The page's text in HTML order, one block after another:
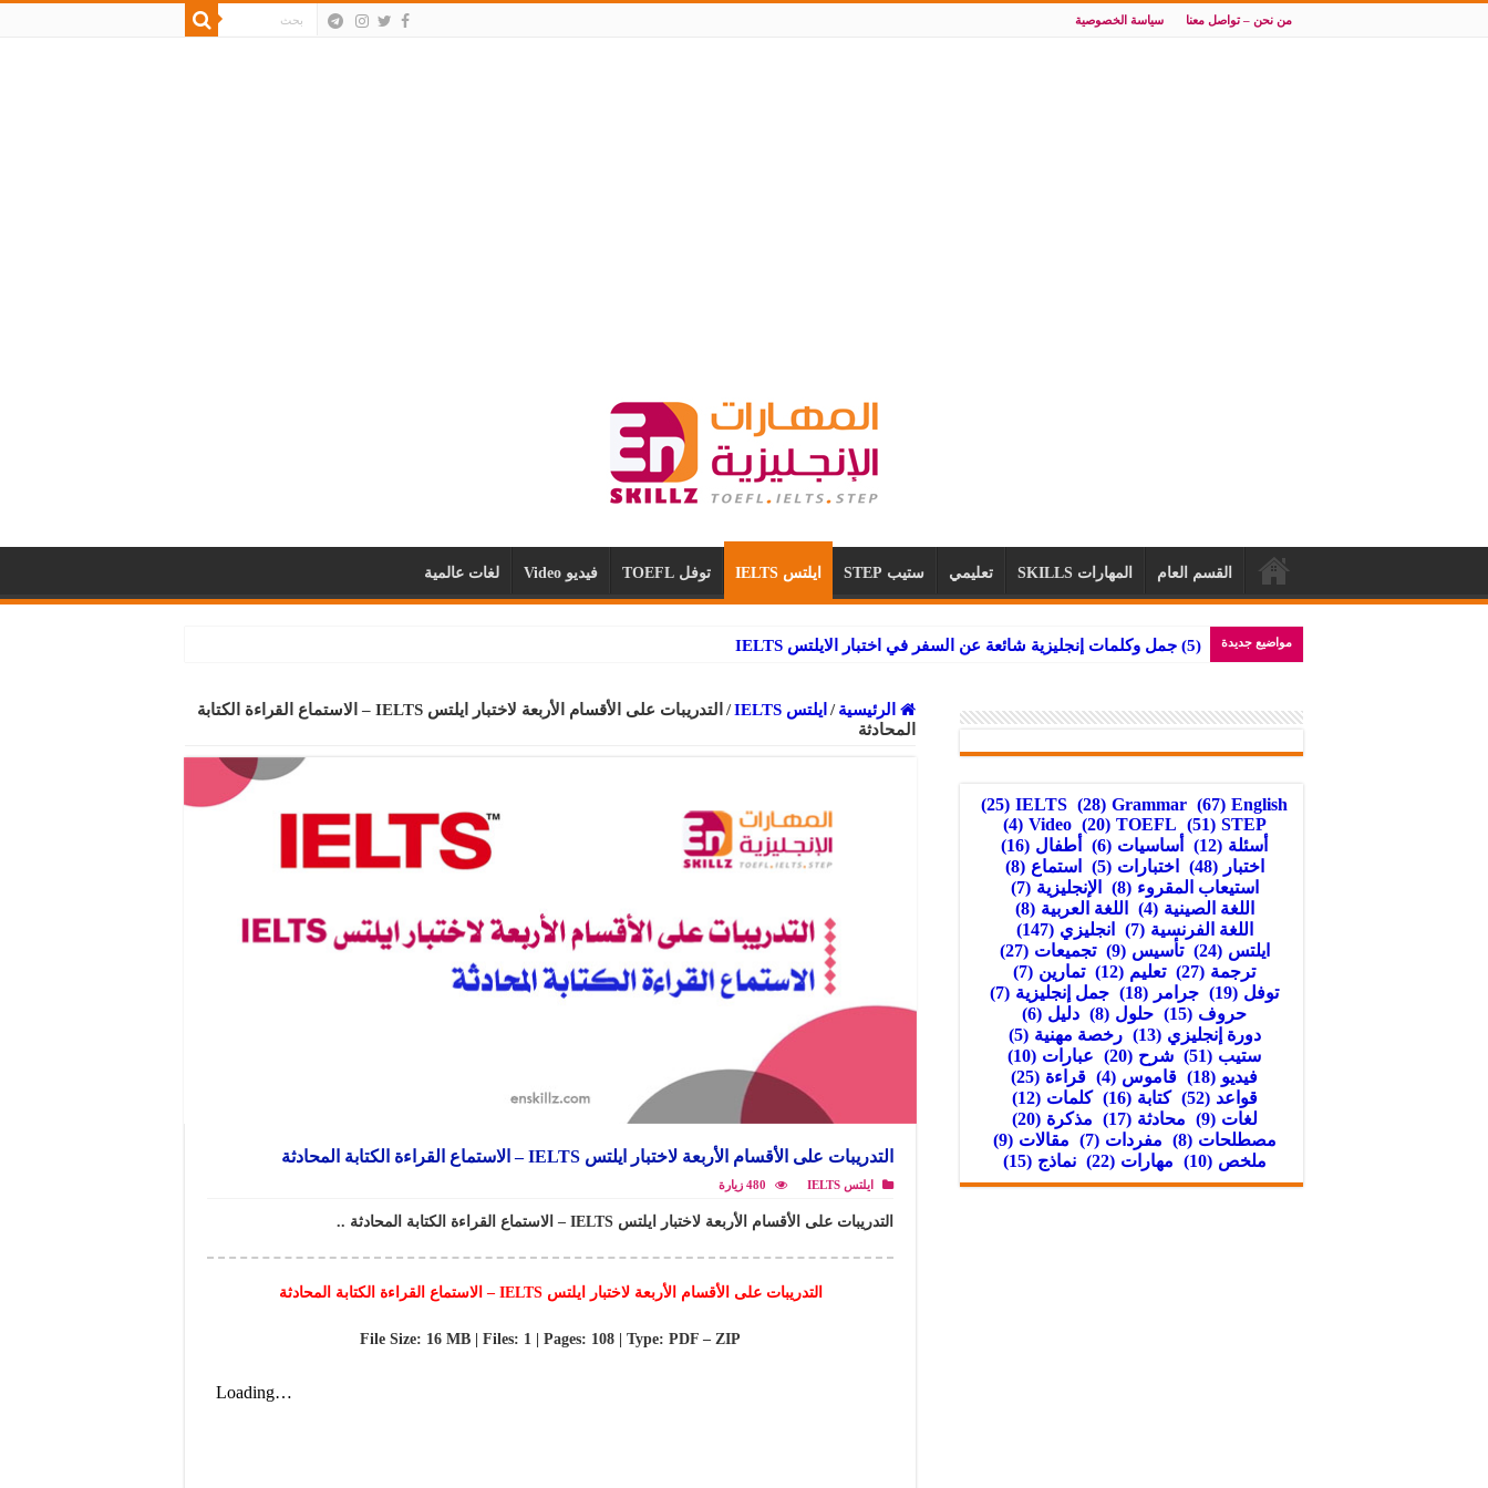
من نحن – تواصل معنا سياسة الخصوصية
القسم العام المهارات SKILLS تعليمي ستيب STEP ايلتس IELTS توفل TOEFL فيديو Video لغات عالمية
مواضيع جديدة تجميعات
الرئيسية / ايلتس IELTS /
التدريبات على الأقسام الأربعة لاختبار ايلتس IELTS – الاستماع القراءة الكتابة
المحادثة
التدريبات على الأقسام الأربعة لاختبار ايلتس IELTS – الاستماع القراءة الكتابة المحادثة
ايلتس IELTS 480 زيارة
التدريبات على الأقسام الأربعة لاختبار ايلتس IELTS – الاستماع القراءة الكتابة المحادثة ..
التدريبات على الأقسام الأربعة لاختبار ايلتس IELTS – الاستماع القراءة الكتابة المحادثة
File Size: 16 MB | Files: 1 | Pages: 108 | Type: PDF – ZIP
English
(67)
Grammar
(28)
IELTS
(25)
STEP
(51)
TOEFL
(20)
Video
(4)
أسئلة (12) أساسيات (6) أطفال (16)
اختبار
(48) اختبارات (5) استماع (8)
استيعاب المقروء (8) الإنجليزية (7)
اللغة الصينية (4) اللغة العربية (8)
اللغة الفرنسية (7) انجليزي (147)
ايلتس (24) تأسيس (9) تجميعات (27)
ترجمة (27) تعليم (12) تمارين (7)
توفل (19) جرامر (18) جمل إنجليزية (7)
حروف (15) حلول (8) دليل (6)
دورة إنجليزي (13) رخصة مهنية (5)
ستيب (51) شرح (20) عبارات (10)
فيديو (18) قاموس (4) قراءة (25)
قواعد (52) كتابة (16) كلمات (12)
لغات (9) محادثة (17) مذكرة (20)
مصطلحات (8) مفردات (7) مقالات (9)
ملخص (10) مهارات (22) نماذج (15)